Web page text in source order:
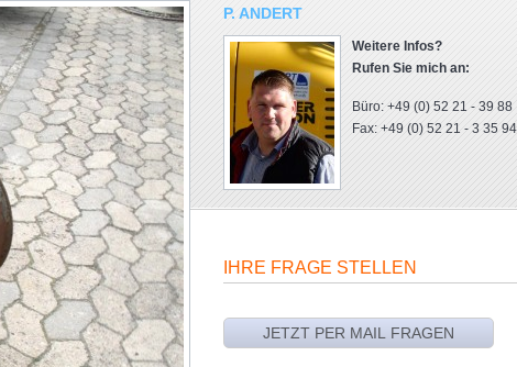
P. ANDERT
Weitere Infos?
Rufen Sie mich an:
Büro: +49 (0) 52 21 - 39 88
Fax: +49 (0) 52 21 - 3 35 94
IHRE FRAGE STELLEN